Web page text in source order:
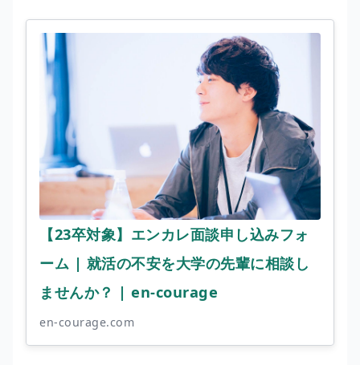
【23卒対象】エンカレ面談申し込みフォ
ーム | 就活の不安を大学の先輩に相談し
ませんか？ | en-courage
en-courage.com